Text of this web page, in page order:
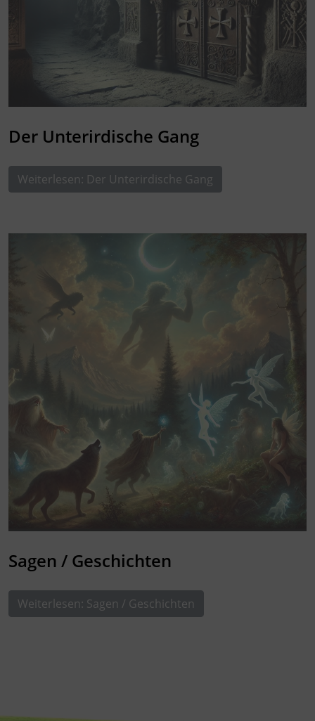
Der Unterirdische Gang
Weiterlesen: Der Unterirdische Gang
Sagen / Geschichten
Weiterlesen: Sagen / Geschichten